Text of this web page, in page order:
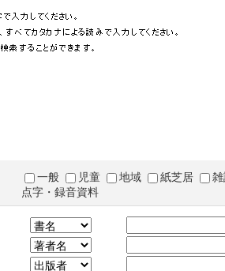
一般 児童 地域 紙芝居
点字・録音資料